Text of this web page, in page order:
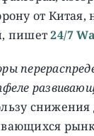
от Китая,
пишет24/7
снижения